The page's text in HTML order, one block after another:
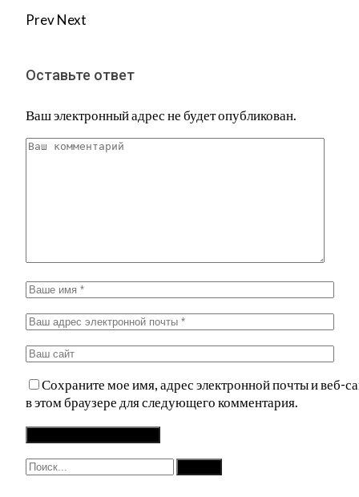
PrevNext
Оставьте ответ
Ваш электронный адрес не будет опубликован.
Сохраните мое имя, адрес электронной почты и веб-
в этом браузере для следующего комментария.